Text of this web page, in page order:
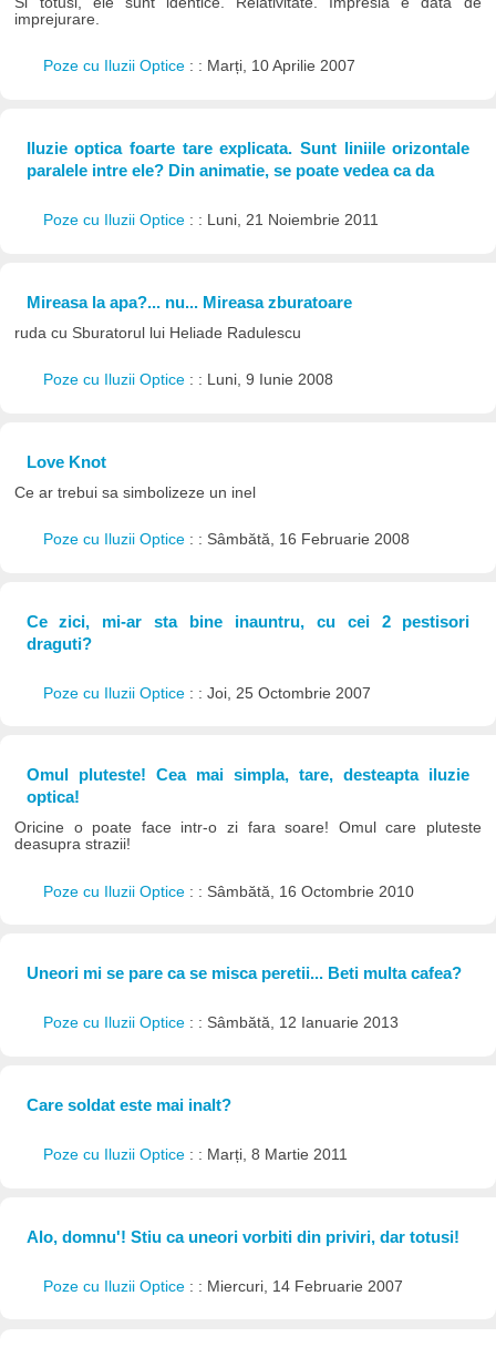
imprejurare.
Poze cu Iluzii Optice : : Marți, 10 Aprilie 2007
Iluzie optica foarte tare explicata. Sunt liniile orizontale
paralele intre ele? Din animatie, se poate vedea ca da
Poze cu Iluzii Optice : : Luni, 21 Noiembrie 2011
Mireasa la apa?... nu... Mireasa zburatoare
ruda cu Sburatorul lui Heliade Radulescu
Poze cu Iluzii Optice : : Luni, 9 Iunie 2008
Love Knot
Ce ar trebui sa simbolizeze un inel
Poze cu Iluzii Optice : : Sâmbătă, 16 Februarie 2008
Ce zici, mi-ar sta bine inauntru, cu cei 2 pestisori
draguti?
Poze cu Iluzii Optice : : Joi, 25 Octombrie 2007
Omul pluteste! Cea mai simpla, tare, desteapta iluzie
optica!
Oricine o poate face intr-o zi fara soare! Omul care pluteste
deasupra strazii!
Poze cu Iluzii Optice : : Sâmbătă, 16 Octombrie 2010
Uneori mi se pare ca se misca peretii... Beti multa cafea?
Poze cu Iluzii Optice : : Sâmbătă, 12 Ianuarie 2013
Care soldat este mai inalt?
Poze cu Iluzii Optice : : Marți, 8 Martie 2011
Alo, domnu'! Stiu ca uneori vorbiti din priviri, dar totusi!
Poze cu Iluzii Optice : : Miercuri, 14 Februarie 2007